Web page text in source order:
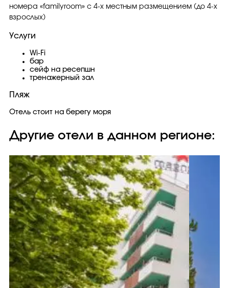
номера «familyroom» с 4-х местным размещением (до 4-х
взрослых)
Услуги
Wi-Fi
бар
сейф на ресепшн
тренажерный зал
Пляж
Отель стоит на берегу моря
Другие отели в данном регионе: